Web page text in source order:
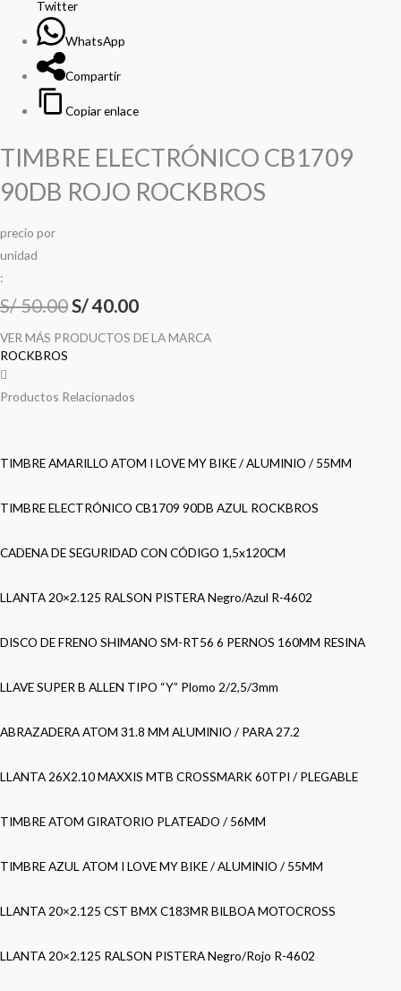
Twitter
WhatsApp
Compartir
Copiar enlace
TIMBRE ELECTRÓNICO CB1709
90DB ROJO ROCKBROS
precio por
unidad
:
S/50.00S/40.00
VER MÁS PRODUCTOS DE LA MARCA
ROCKBROS
Productos Relacionados
TIMBRE AMARILLO ATOM I LOVE MY BIKE / ALUMINIO / 55MM
TIMBRE ELECTRÓNICO CB1709 90DB AZUL ROCKBROS
CADENA DE SEGURIDAD CON CÓDIGO 1,5x120CM
LLANTA 20×2.125 RALSON PISTERA Negro/Azul R-4602
DISCO DE FRENO SHIMANO SM-RT56 6 PERNOS 160MM RESINA
LLAVE SUPER B ALLEN TIPO “Y” Plomo 2/2,5/3mm
ABRAZADERA ATOM 31.8 MM ALUMINIO / PARA 27.2
LLANTA 26X2.10 MAXXIS MTB CROSSMARK 60TPI / PLEGABLE
TIMBRE ATOM GIRATORIO PLATEADO / 56MM
TIMBRE AZUL ATOM I LOVE MY BIKE / ALUMINIO / 55MM
LLANTA 20×2.125 CST BMX C183MR BILBOA MOTOCROSS
LLANTA 20×2.125 RALSON PISTERA Negro/Rojo R-4602